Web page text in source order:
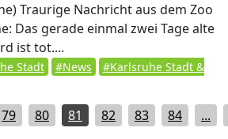
Traurige Nachricht aus dem Zoo
Das gerade einmal zwei Tage alte
ist tot....
Stadt #News
#Karlsruhe Stadt &
79 80 81 82 83 84 ...